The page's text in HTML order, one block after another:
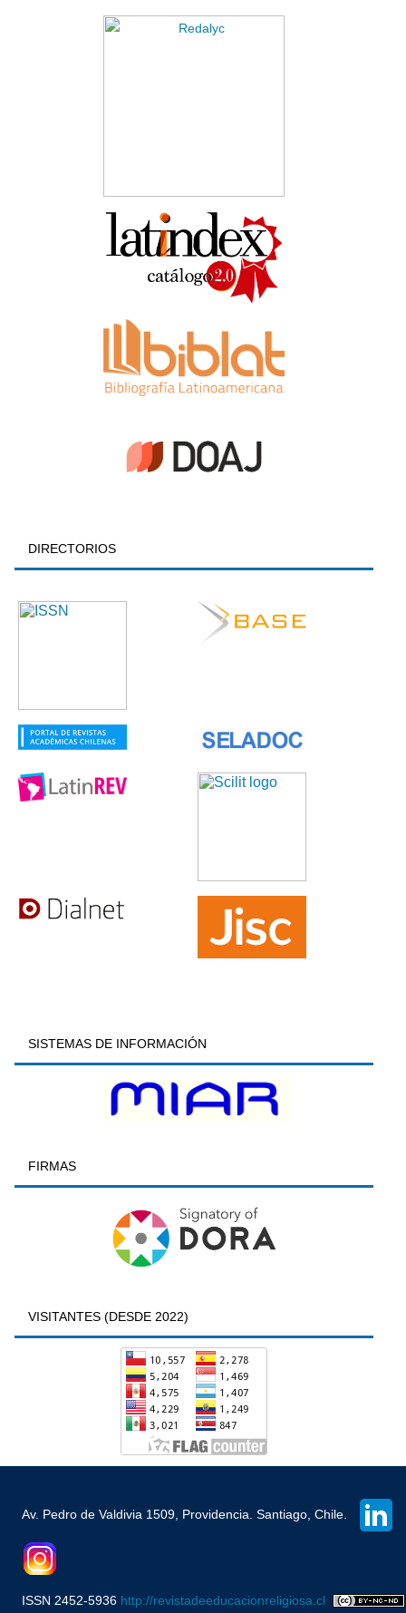
DIRECTORIOS
SISTEMAS DE INFORMACIÓN
FIRMAS
VISITANTES (DESDE 2022)
Av. Pedro de Valdivia 1509, Providencia. Santiago, Chile.
ISSN 2452-5936 http://revistadeeducacionreligiosa.cl